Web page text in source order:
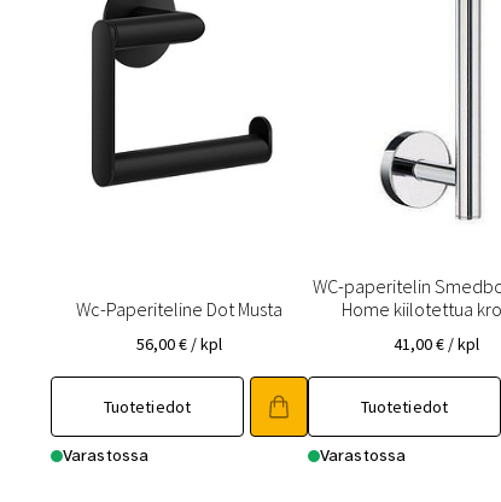
Wc-Paperiteline Dot Musta
56,00€ / kpl
Tuotetiedot
Varastossa
WC-paperitelin
Home kiilotettua
41,00€ / kpl
Tuotetiedot
Varastossa